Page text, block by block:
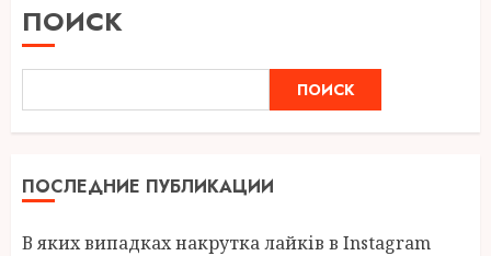
ПОИСК
ПОИСК
ПОСЛЕДНИЕ ПУБЛИКАЦИИ
В яких випадках накрутка лайків в Instagram